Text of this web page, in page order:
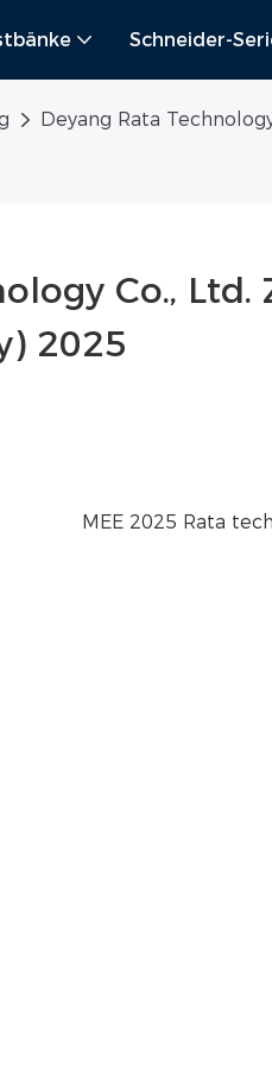
Schneider-
Deyang Rata
Co.,
2025